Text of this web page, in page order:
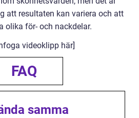
att resultaten kan variera och att
olika för- och nackdelar.
videoklipp här]
FAQ
samma